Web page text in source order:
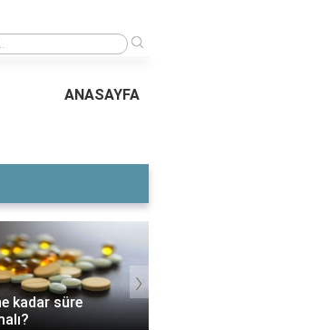
Cover Flow görünümü hangi işletim sistemlerinde
ANASAYFA
kadar süre
›